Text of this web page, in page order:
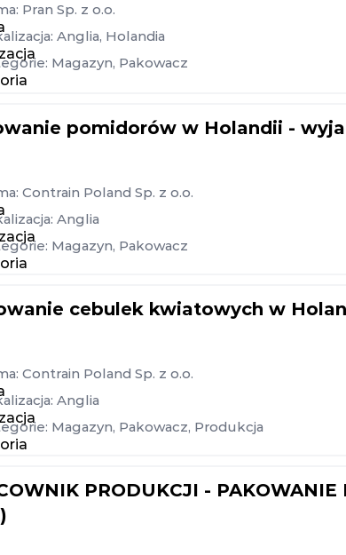
Pran Sp. z o.o.
Anglia, Holandia
Magazyn, Pakowacz
pomidorów w Holandii -
Contrain Poland Sp. z o.o.
Anglia
Magazyn, Pakowacz
cebulek kwiatowych w
Contrain Poland Sp. z o.o.
Anglia
Magazyn, Pakowacz, Produkcja
PRODUKCJI - PAKOWANIE